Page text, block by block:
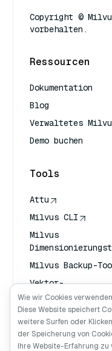
Copyright ©
vorbehalten.
Ressourcen
Dokumentation
Blog
Verwaltetes
Demo buchen
Tools
Attu
Milvus CLI
Milvus
Milvus Backup-
Vektor-
Transportdienst
(VTS)
Deep Searcher
Claude Kontext
Wie wir Cookies verwenden
Diese Website speichert
weitere Surfen oder
der Speicherung von
Ihre Website-Erfahrung